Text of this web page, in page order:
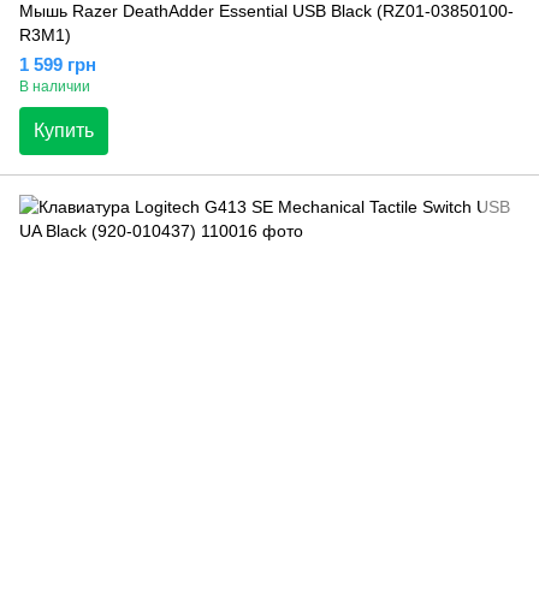
Мышь Razer DeathAdder Essential USB Black (RZ01-03850100-
R3M1)
1 599 грн
В наличии
Купить